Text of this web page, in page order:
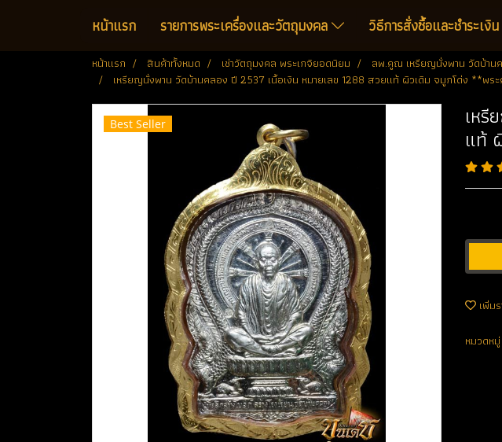
หน้าแรก รายการพระเครื่องและวัตถุมงคล วิธีการสั่งซื้อและชำระเงิน
หน้าแรก สินค้าทั้งหมด เช่าวัตถุมงคล พระเกจิยอดนิยม
ลพ.คูณ เหรียญนั่งพาน วัดบ้าน
เหรียญนั่งพาน วัดบ้านคลอง ปี 2537 เนื้อเงิน หมายเลข 1288 สวยแท้ ผิวเดิม จมูกโด่ง **พร
Best Seller เห
แท้
เพิ่ม
หมวดห